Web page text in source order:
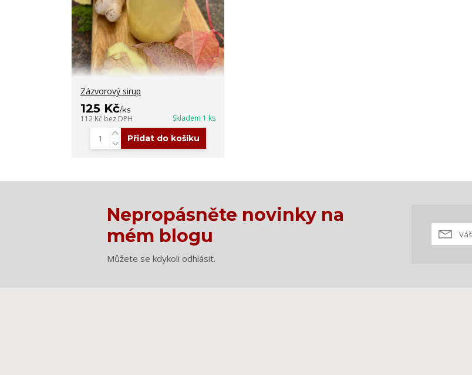
Zázvorový sirup
125 Kč/ks
112 Kč bez DPH Skladem 1 ks
Přidat do košíku
Nepropásněte novinky na
mém blogu
Můžete se kdykoli odhlásit.